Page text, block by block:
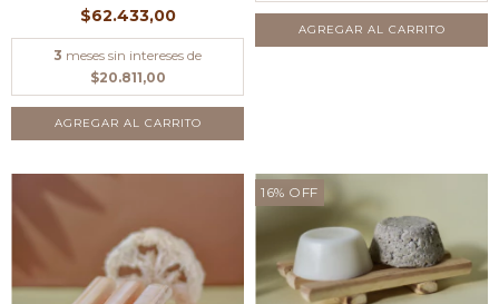
$62.433,00
3 meses sin intereses de
$20.811,00
16% OFF